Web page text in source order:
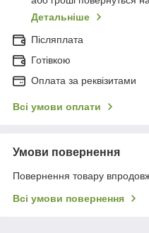
Детальніше
Післяплата
Готівкою
Оплата за реквізитами
Всі умови оплати
Умови повернення
Повернення товару
Всі умови повернення